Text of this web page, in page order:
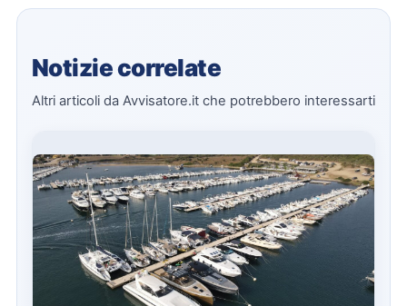
Notizie correlate
Altri articoli da Avvisatore.it che potrebbero interessarti